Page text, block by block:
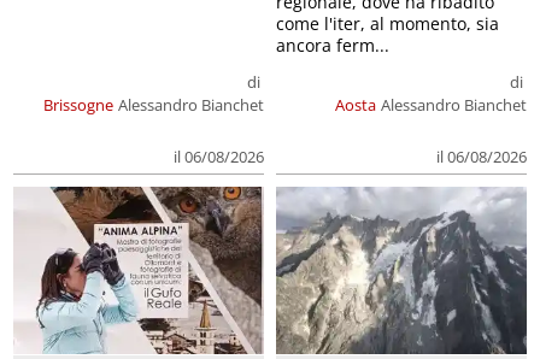
Brissogne
di
Alessandro Bianchet
il 06/08/2026
Aosta
di
Alessandro Bianchet
il 06/08/2026
come l'iter, al momento, sia
ancora ferm...